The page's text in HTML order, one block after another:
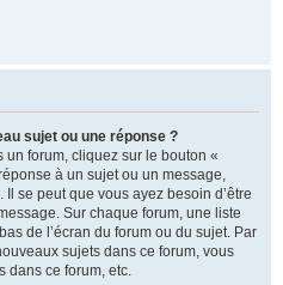
sujet ou une réponse ?
forum, cliquez sur le bouton «
à un sujet ou un message,
se peut que vous ayez besoin d’être
Sur chaque forum, une liste
de l’écran du forum ou du sujet. Par
sujets dans ce forum, vous
dans ce forum, etc.